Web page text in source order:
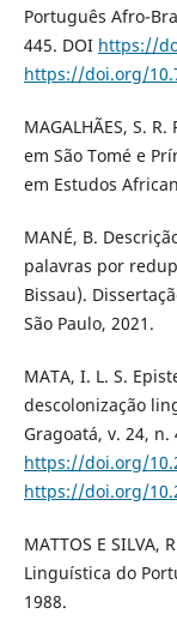
Português Afro-
445. DOI https://
https://doi.org/
MAGALHÃES, S.
em São Tomé e
em Estudos
MANÉ, B.
palavras por
Bissau).
São Paulo, 2021.
MATA, I. L. S.
descolonização
Gragoatá, v. 24, n.
https://doi.org/
https://doi.org/
MATTOS E
Linguística do
1988.